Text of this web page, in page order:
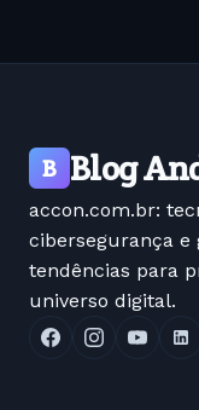
B Blog
accon.com.br:
cibersegurança e
tendências para
universo digital.